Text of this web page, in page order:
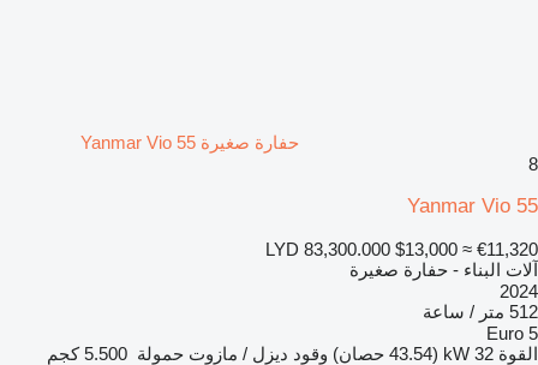
حفارة صغيرة Yanmar Vio 55
8
Yanmar Vio 55
LYD 83,300.000 $13,000 ≈ €11,320
آلات البناء - حفارة صغيرة
2024
512 متر / ساعة
Euro 5
القوة 32 kW (43.54 حصان) وقود ديزل / مازوت حمولة 5.500 كجم